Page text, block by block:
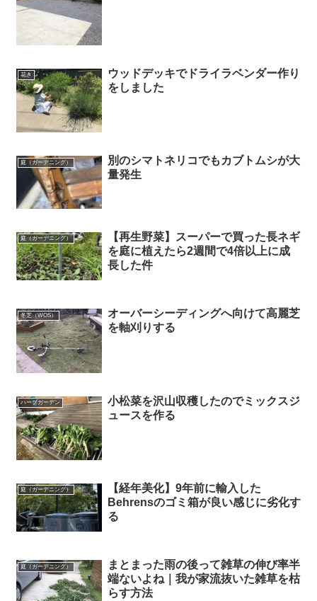
花き
ウッドデッキでドライラベンダー作り
をしました
庭（ガーデニング）
別のシマトネリコでもカブトムシが大
量発生
庭（ガーデニング）
【再生野菜】スーパーで買った長ネギ
を庭に植えたら2週間で4倍以上に成
長した件
冬芝（WOS）
オーバーシーディングへ向けて高麗芝
を軸刈りする
ハーブガーデン
小松菜を沢山収穫したのでミックスジ
ュースを作る
庭（ガーデニング）
【経年美化】9年前に輸入した
Behrensのゴミ箱が良い感じに劣化す
る
庭（ガーデニング）
まとまった雨の後って雑草の伸び率半
端ないよね｜我が家流抜いた雑草を枯
らす方法